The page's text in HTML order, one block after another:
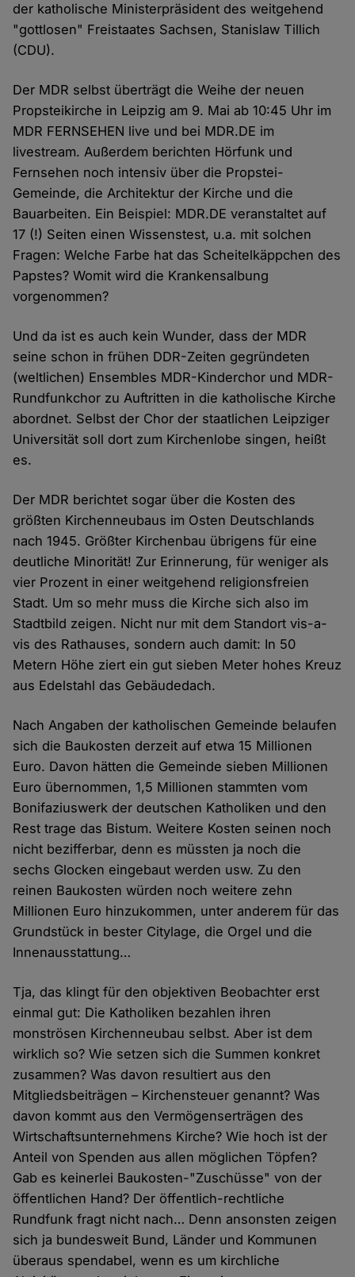
der katholische Ministerpräsident des weitgehend
"gottlosen" Freistaates Sachsen, Stanislaw Tillich
(CDU).
Der MDR selbst überträgt die Weihe der neuen
Propsteikirche in Leipzig am 9. Mai ab 10:45 Uhr im
MDR FERNSEHEN live und bei MDR.DE im
livestream. Außerdem berichten Hörfunk und
Fernsehen noch intensiv über die Propstei-
Gemeinde, die Architektur der Kirche und die
Bauarbeiten. Ein Beispiel: MDR.DE veranstaltet auf
17 (!) Seiten einen Wissenstest, u.a. mit solchen
Fragen: Welche Farbe hat das Scheitelkäppchen des
Papstes? Womit wird die Krankensalbung
vorgenommen?
Und da ist es auch kein Wunder, dass der MDR
seine schon in frühen DDR-Zeiten gegründeten
(weltlichen) Ensembles MDR-Kinderchor und MDR-
Rundfunkchor zu Auftritten in die katholische Kirche
abordnet. Selbst der Chor der staatlichen Leipziger
Universität soll dort zum Kirchenlobe singen, heißt
es.
Der MDR berichtet sogar über die Kosten des
größten Kirchenneubaus im Osten Deutschlands
nach 1945. Größter Kirchenbau übrigens für eine
deutliche Minorität! Zur Erinnerung, für weniger als
vier Prozent in einer weitgehend religionsfreien
Stadt. Um so mehr muss die Kirche sich also im
Stadtbild zeigen. Nicht nur mit dem Standort vis-a-
vis des Rathauses, sondern auch damit: In 50
Metern Höhe ziert ein gut sieben Meter hohes Kreuz
aus Edelstahl das Gebäudedach.
Nach Angaben der katholischen Gemeinde belaufen
sich die Baukosten derzeit auf etwa 15 Millionen
Euro. Davon hätten die Gemeinde sieben Millionen
Euro übernommen, 1,5 Millionen stammten vom
Bonifaziuswerk der deutschen Katholiken und den
Rest trage das Bistum. Weitere Kosten seinen noch
nicht bezifferbar, denn es müssten ja noch die
sechs Glocken eingebaut werden usw. Zu den
reinen Baukosten würden noch weitere zehn
Millionen Euro hinzukommen, unter anderem für das
Grundstück in bester Citylage, die Orgel und die
Innenausstattung…
Tja, das klingt für den objektiven Beobachter erst
einmal gut: Die Katholiken bezahlen ihren
monströsen Kirchenneubau selbst. Aber ist dem
wirklich so? Wie setzen sich die Summen konkret
zusammen? Was davon resultiert aus den
Mitgliedsbeiträgen – Kirchensteuer genannt? Was
davon kommt aus den Vermögenserträgen des
Wirtschaftsunternehmens Kirche? Wie hoch ist der
Anteil von Spenden aus allen möglichen Töpfen?
Gab es keinerlei Baukosten-"Zuschüsse" von der
öffentlichen Hand? Der öffentlich-rechtliche
Rundfunk fragt nicht nach… Denn ansonsten zeigen
sich ja bundesweit Bund, Länder und Kommunen
überaus spendabel, wenn es um kirchliche